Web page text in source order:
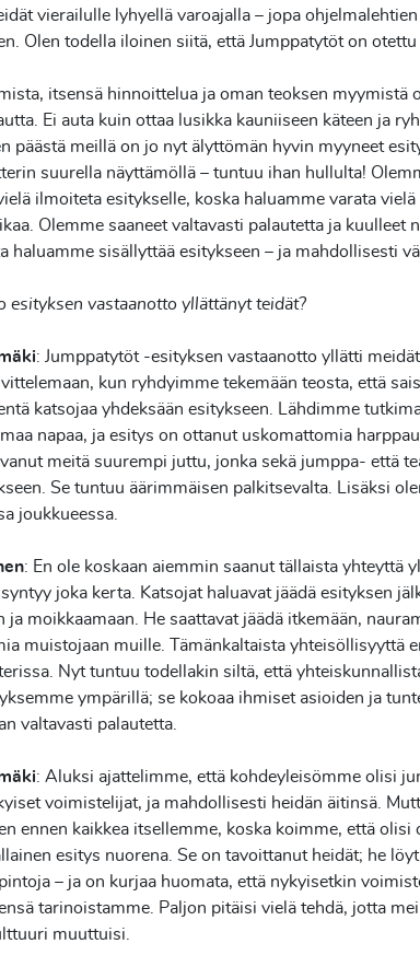
vierailulle lyhyellä varoajalla – jopa
Olen todella iloinen siitä, että Jumppatytöt on otettu
itsensä hinnoittelua ja oman teoksen myymistä
Ei auta kuin ottaa lusikka kauniiseen käteen ja
päästä meillä on jo nyt älyttömän hyvin myyneet
suurella näyttämöllä – tuntuu ihan hullulta!
ilmoiteta esitykselle, koska haluamme varata vielä
Olemme saaneet valtavasti palautetta ja kuulleet
haluamme sisällyttää esitykseen – ja mahdollisesti
esityksen vastaanotto yllättänyt teidät?
: Jumppatytöt -esityksen vastaanotto yllätti
kun ryhdyimme tekemään teosta, että
katsojaa yhdeksään esitykseen. Lähdimme
napaa, ja esitys on ottanut uskomattomia
meitä suurempi juttu, jonka sekä jumppa- että
Se tuntuu äärimmäisen palkitsevalta. Lisäksi
joukkueessa.
: En ole koskaan aiemmin saanut tällaista yhteyttä
joka kerta. Katsojat haluavat jäädä esityksen
ja moikkaamaan. He saattavat jäädä itkemään,
muistojaan muille. Tämänkaltaista yhteisöllisyyttä
Nyt tuntuu todellakin siltä, että
ympärillä; se kokoaa ihmiset asioiden ja
valtavasti palautetta.
: Aluksi ajattelimme, että kohdeyleisömme olisi
voimistelijat, ja mahdollisesti heidän äitinsä.
ennen kaikkea itsellemme, koska koimme, että olisi
esitys nuorena. Se on tavoittanut heidät; he
– ja on kurjaa huomata, että nykyisetkin
tarinoistamme. Paljon pitäisi vielä tehdä, jotta
muuttuisi.